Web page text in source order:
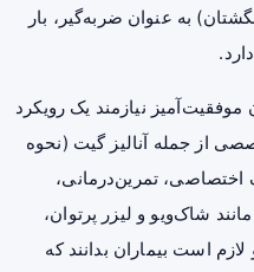
به عنوان ضربه‌گیر، بار
نیازمند یک رویکرد
از جمله آنالیز گیت (نحوه
اختصاصی، تمرین‌درمانی،
شاک‌ویو و لیزر پرتوان،
است بیماران بدانند که